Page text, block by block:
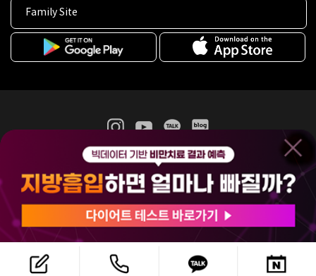
Family Site
365mc 병·의원 이용약관
홈페이지 이용약관
비급여진료수가
(주)365mcㅣ서울특별시 서초구 서초대로52길 7, 3~4층(서초동, 제일빌딩)
120-87-04354ㅣ김남철
COPYRIGHT(C) 2025 365mc. ALL RIGHTS RESERVED.